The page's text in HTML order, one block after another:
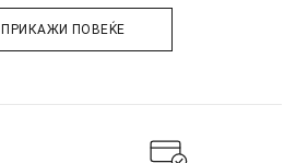
ПРИКАЖИ ПОВЕЌЕ